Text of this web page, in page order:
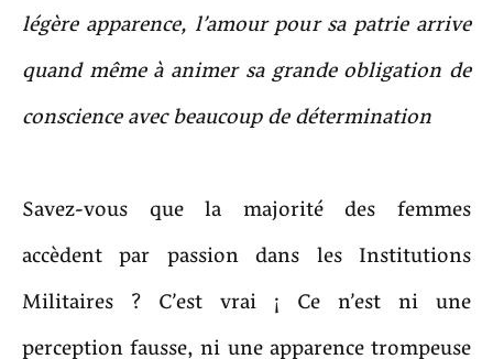
légère apparence, l’amour pour sa patrie arrive
quand même à animer sa grande obligation de
conscience avec beaucoup de détermination
Savez-vous que la majorité des femmes
accèdent par passion dans les Institutions
Militaires ? C’est vrai ¡ Ce n’est ni une
perception fausse, ni une apparence trompeuse